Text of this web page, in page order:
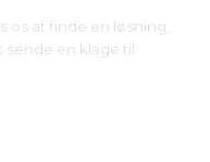
os at finde en løsning,
sende en klage til: